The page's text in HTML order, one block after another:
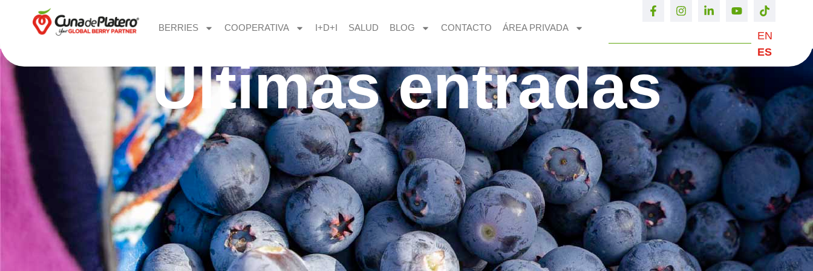
BERRIES COOPERATIVA I+D+I SALUD BLOG CONTACTO ÁREA PRIVADA
EN
ES
Últimas entradas